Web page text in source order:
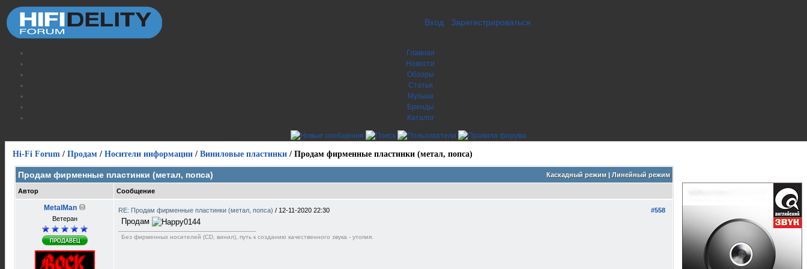
Вход Зарегистрироваться
Главная
Новости
Обзоры
Статьи
Музыка
Бренды
Каталог
Hi-Fi Forum / Продам / Носители информации / Виниловые пластинки / Продам фирменные пластинки (метал, попса)
Каскадный режим| Линейный режим
Продам фирменные пластинки (метал, попса)
Автор Сообщение
MetalMan
Ветеран
#558
RE: Продам фирменные пластинки (метал, попса) / 12-11-2020 22:30
Продам
Без фирменных носителей (CD, винил), путь к созданию качественного звука - утопия.